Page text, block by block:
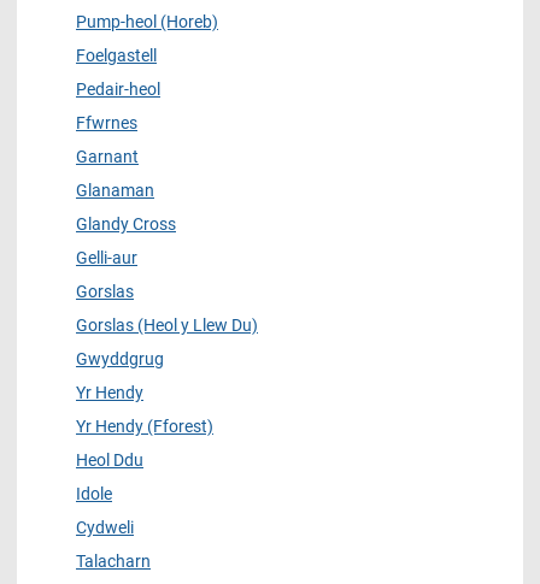
Pump-heol (Horeb)
Foelgastell
Pedair-heol
Ffwrnes
Garnant
Glanaman
Glandy Cross
Gelli-aur
Gorslas
Gorslas (Heol y Llew Du)
Gwyddgrug
Yr Hendy
Yr Hendy (Fforest)
Heol Ddu
Idole
Cydweli
Talacharn